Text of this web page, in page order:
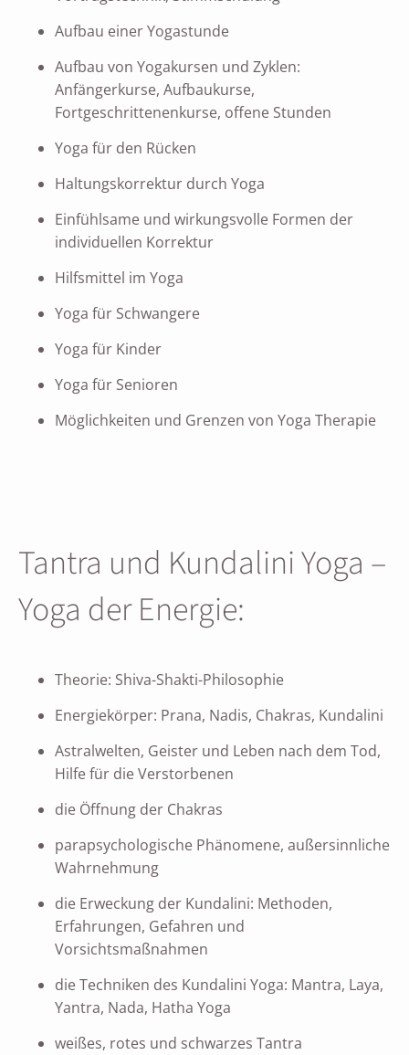
Aufbau einer Yogastunde
Aufbau von Yogakursen und Zyklen:
Anfängerkurse, Aufbaukurse,
Fortgeschrittenenkurse, offene Stunden
Yoga für den Rücken
Haltungskorrektur durch Yoga
Einfühlsame und wirkungsvolle Formen der
individuellen Korrektur
Hilfsmittel im Yoga
Yoga für Schwangere
Yoga für Kinder
Yoga für Senioren
Möglichkeiten und Grenzen von Yoga Therapie
Tantra und Kundalini Yoga –
Yoga der Energie:
Theorie: Shiva-Shakti-Philosophie
Energiekörper: Prana, Nadis, Chakras, Kundalini
Astralwelten, Geister und Leben nach dem Tod,
Hilfe für die Verstorbenen
die Öffnung der Chakras
parapsychologische Phänomene, außersinnliche
Wahrnehmung
die Erweckung der Kundalini: Methoden,
Erfahrungen, Gefahren und
Vorsichtsmaßnahmen
die Techniken des Kundalini Yoga: Mantra, Laya,
Yantra, Nada, Hatha Yoga
weißes, rotes und schwarzes Tantra